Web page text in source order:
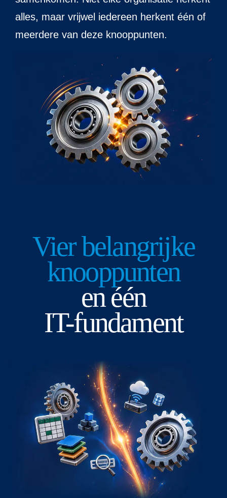
alles, maar vrijwel iedereen herkent één of
meerdere van deze knooppunten.
Vier belangrijke
knooppunten
en één
IT-fundament